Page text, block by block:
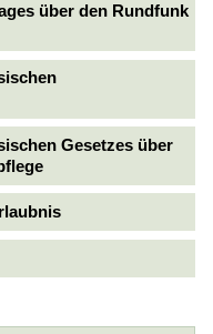
über den Rundfunk
Gesetzes über